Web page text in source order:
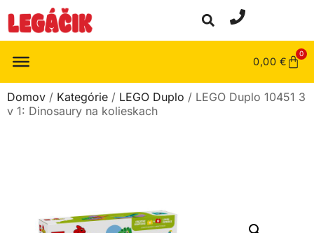
0,00 €
0
Domov / Kategórie / LEGO Duplo / LEGO Duplo 10451 3
v 1: Dinosaury na kolieskach